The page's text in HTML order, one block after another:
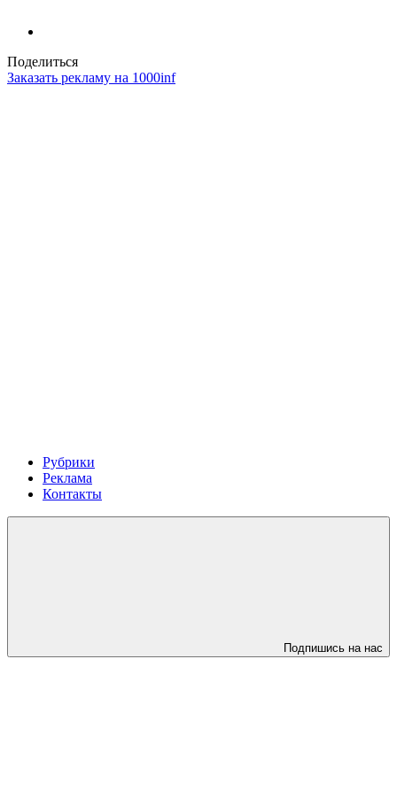
Поделиться
Заказать рекламу на 1000inf
Рубрики
Реклама
Контакты
Подпишись на нас